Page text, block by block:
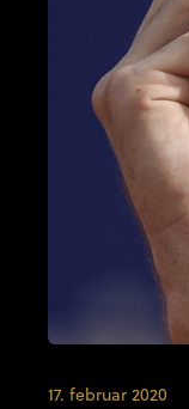
17. februar 2020